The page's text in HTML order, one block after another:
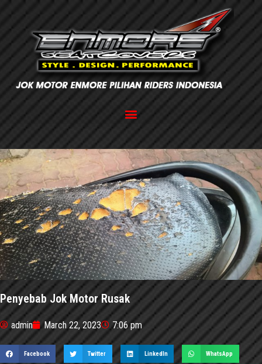
Penyebab Jok Motor Rusak
admin March 22, 2023 7:06 pm
Facebook Twitter LinkedIn WhatsApp